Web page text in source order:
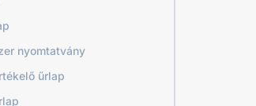
nyomtatvány
űrlap